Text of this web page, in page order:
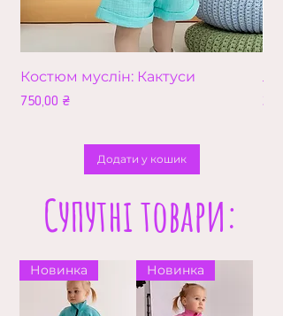
Костюм муслін: Кактуси
Ціна
750,00 ₴
Додати у кошик
Ціна
Новинка Новинка
Супутні товари: